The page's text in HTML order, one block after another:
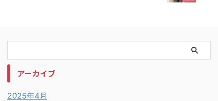
アーカイブ
2025年4月